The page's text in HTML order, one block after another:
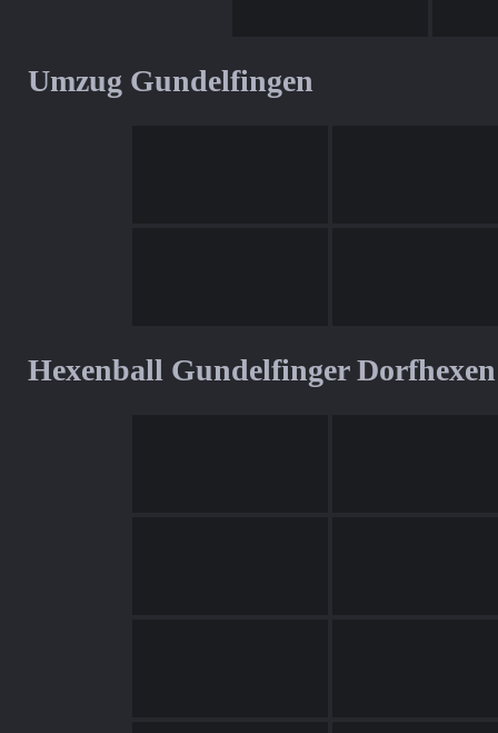
Umzug Gundelfingen
Hexenball Gundelfinger Dorfhexen